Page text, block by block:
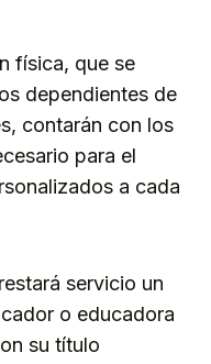
física, que se
dependientes de
contarán con los
para el
a cada
servicio un
o educadora
su título